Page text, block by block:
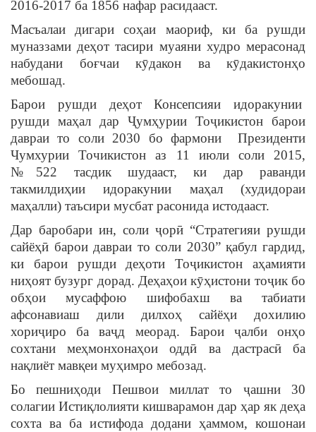
2016-2017 ба 1856 нафар расидааст.
Масъалаи дигари соҳаи маориф, ки ба рушди
муназзами деҳот тасири муаяни худро мерасонад
набудани боғчаи кӯдакон ва кӯдакистонҳо
мебошад.
Барои рушди деҳот Консепсияи идоракунии
рушди маҳал дар Ҷумҳурии Тоҷикистон барои
давраи то соли 2030 бо фармони Президенти
Чумхурии Точикистон аз 11 июли соли 2015,
№522 тасдик шудааст, ки дар раванди
такмилдиҳии идоракунии маҳал (худидораи
маҳалли) таъсири мусбат расонида истодааст.
Дар баробари ин, соли ҷорӣ “Стратегияи рушди
сайёҳӣ барои давраи то соли 2030” қабул гардид,
ки барои рушди деҳоти Тоҷикистон аҳамияти
ниҳоят бузург дорад. Деҳаҳои кӯҳистони тоҷик бо
обҳои мусаффою шифобахш ва табиати
афсонавиаш дили дилхоҳ сайёҳи дохилию
хориҷиро ба ваҷд меорад. Барои ҷалби онҳо
сохтани меҳмонхонаҳои оддӣ ва дастрасӣ ба
нақлиёт мавқеи муҳимро мебозад.
Бо пешниҳоди Пешвои миллат то ҷашни 30
солагии Истиқлолияти кишварамон дар ҳар як деҳа
сохта ва ба истифода додани ҳаммом, кошонаи